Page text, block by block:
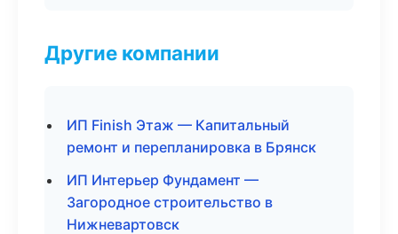
Другие компании
ИП Finish Этаж — Капитальный
ремонт и перепланировка в Брянск
ИП Интерьер Фундамент —
Загородное строительство в
Нижневартовск